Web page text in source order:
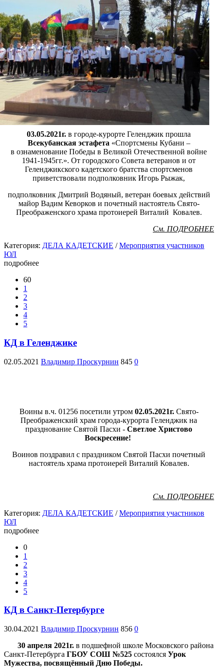
03.05.2021г. в городе-курорте Геленджик прошла
Всекубанская эстафета «Спортсмены Кубани –
в ознаменование Победы вВеликой Отечественной войне
1941-1945гг.». От городскогоСовета ветеранов и от
Геленджикского кадетского братстваспортсменов
приветствовали подполковник Игорь Рыжак,
подполковник Дмитрий Водяный, ветеран боевых действий
майор Вадим Кеворков и почетный настоятель Свято-
Преображенского храма протоиерей Виталий Ковалев.
См. ПОДРОБНЕЕ
Категория: ДЕЛА КАДЕТСКИЕ /Мероприятия участников
ЮЛ
подробнее
60
1
2
3
4
5
КД в Геленджике
02.05.2021 Владимир Проскурнин 845 0
Воины в.ч. 01256 посетили утром 02.05.2021г. Свято-
Преображенский храм города-курорта Геленджик на
празднованиеСвятой Пасхи -Светлое Христово
Воскресение!
Воинов поздравил с праздником Святой Пасхи почетный
настоятель храма протоиерей Виталий Ковалев.
См. ПОДРОБНЕЕ
Категория: ДЕЛА КАДЕТСКИЕ /Мероприятия участников
ЮЛ
подробнее
0
1
2
3
4
5
КД в Санкт-Петербурге
30.04.2021 Владимир Проскурнин 856 0
30 апреля 2021г. в подшефной школе Московского района
Санкт-Петербурга ГБОУ СОШ №525 состоялся Урок
Мужества, посвящённый Дню Победы.